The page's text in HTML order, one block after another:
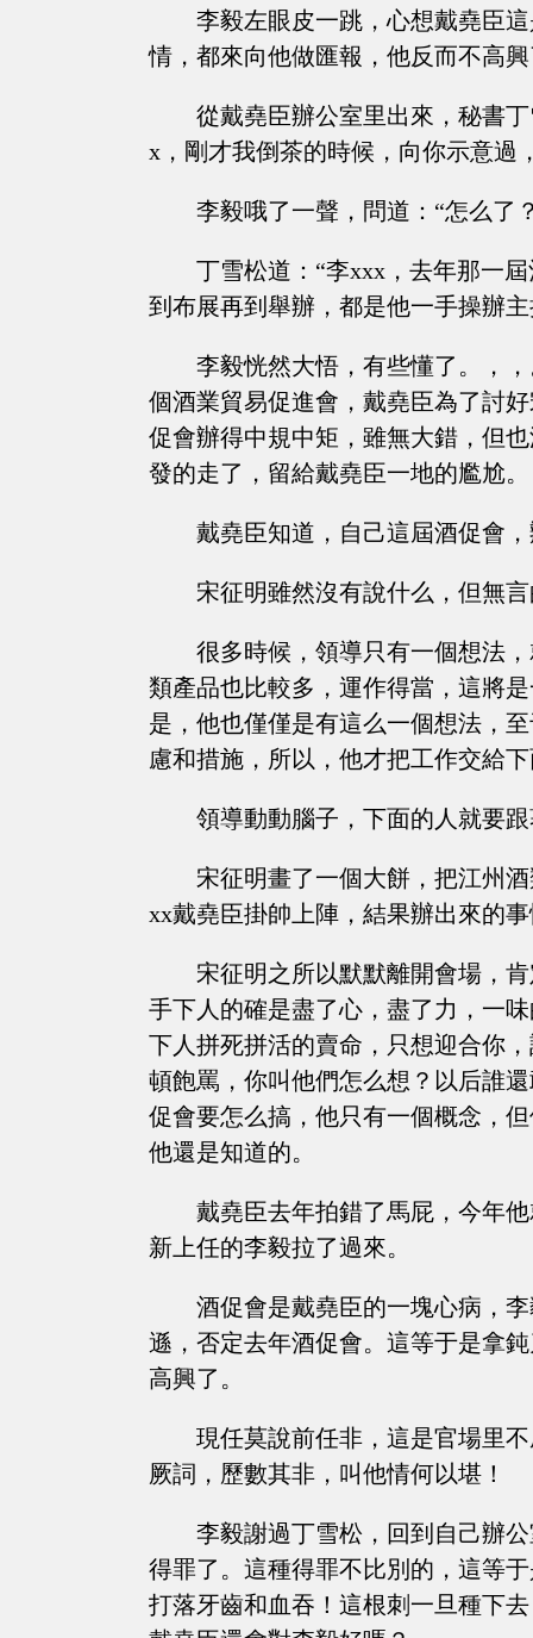
李毅左眼皮一跳，心想戴堯臣
情，都來向他做匯報，他反而不高
從戴堯臣辦公室里出來，秘書
x，剛才我倒茶的時候，向你示意過
李毅哦了一聲，問道：“怎么了
丁雪松道：“李xxx，去年那一
到布展再到舉辦，都是他一手操辦
李毅恍然大悟，有些懂了。，
個酒業貿易促進會，戴堯臣為了討
促會辦得中規中矩，雖無大錯，但
發的走了，留給戴堯臣一地的尷尬。
戴堯臣知道，自己這屆酒促會
宋征明雖然沒有說什么，但無
很多時候，領導只有一個想法
類產品也比較多，運作得當，這將
是，他也僅僅是有這么一個想法，
慮和措施，所以，他才把工作交給
領導動動腦子，下面的人就要
宋征明畫了一個大餅，把江州
xx戴堯臣掛帥上陣，結果辦出來的
宋征明之所以默默離開會場，
手下人的確是盡了心，盡了力，一
下人拼死拼活的賣命，只想迎合你
頓飽罵，你叫他們怎么想？以后誰
促會要怎么搞，他只有一個概念，
他還是知道的。
戴堯臣去年拍錯了馬屁，今年
新上任的李毅拉了過來。
酒促會是戴堯臣的一塊心病，
遜，否定去年酒促會。這等于是拿
高興了。
現任莫說前任非，這是官場里
厥詞，歷數其非，叫他情何以堪！
李毅謝過丁雪松，回到自己辦
得罪了。這種得罪不比別的，這等
打落牙齒和血吞！這根刺一旦種下